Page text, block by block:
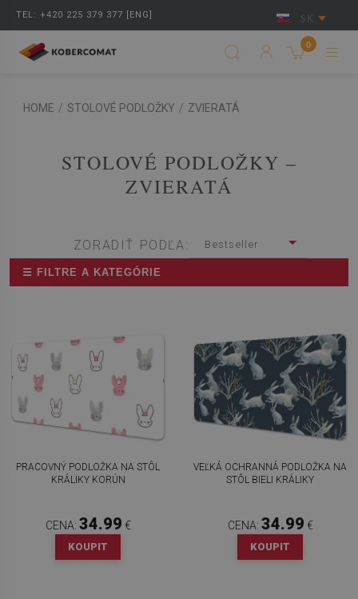
TEL: +420 225 379 377 [ENG] SK
0
HOME / STOLOVÉ PODLOŽKY / ZVIERATÁ
STOLOVÉ PODLOŽKY –
ZVIERATÁ
ZORADIŤ PODĽA: Bestseller
☰ FILTRE A KATEGÓRIE
PRACOVNÝ PODLOŽKA NA STÔL
KRÁLIKY KORÚN
CENA: 34.99 €
KOUPIT
VEĽKÁ OCHRANNÁ PODLOŽKA NA
STÔL BIELI KRÁLIKY
CENA: 34.99 €
KOUPIT